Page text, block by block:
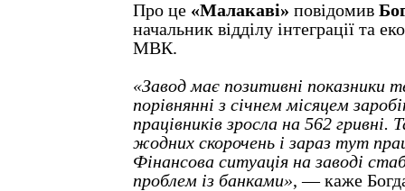
Про це «Малакаві» повідомив
начальник відділу інтеграції та
МВК.
«Завод має позитивні показники
порівнянні з січнем місяцем
працівників зросла на 562 гривні.
жодних скорочень і зараз тут
Фінансова ситуація на заводі
проблем із банками», — каже